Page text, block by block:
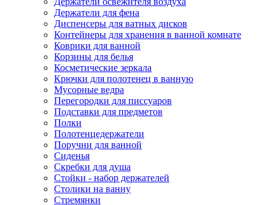
Держатели для фена
Диспенсеры для ватных дисков
Контейнеры для хранения в ванной комнате
Коврики для ванной
Корзины для белья
Косметические зеркала
Крючки для полотенец в ванную
Мусорные ведра
Перегородки для писсуаров
Подставки для предметов
Полки
Полотенцедержатели
Поручни для ванной
Сиденья
Скребки для душа
Стойки - набор держателей
Столики на ванну
Стремянки